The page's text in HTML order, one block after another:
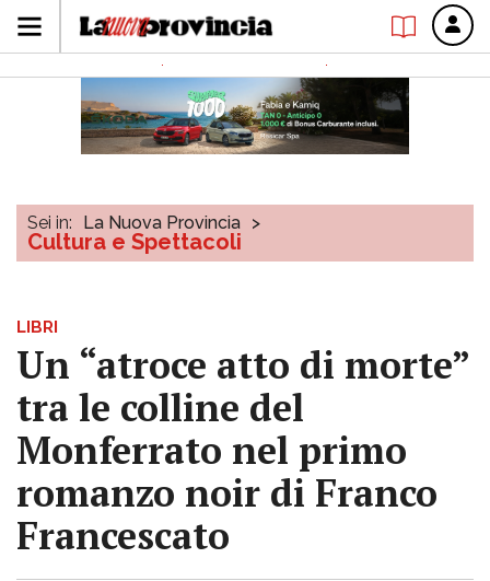
Sei in: La Nuova Provincia >
Cultura e Spettacoli
LIBRI
Un “atroce atto di morte”
tra le colline del
Monferrato nel primo
romanzo noir di Franco
Francescato